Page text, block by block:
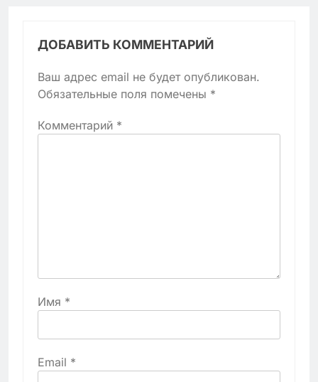
ДОБАВИТЬ КОММЕНТАРИЙ
Ваш адрес email не будет опубликован.
Обязательные поля помечены *
Комментарий *
Имя *
Email *